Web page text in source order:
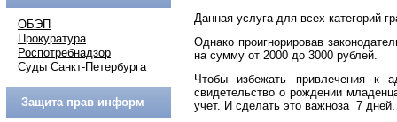
ОБЭП
Прокуратура
Роспотребнадзор
Суды Санкт-Петербурга
Защита прав информ
Данная услуга для всех категорий
Однако проигнорировав
на сумму от 2000 до 3000 рублей.
Чтобы избежать привлечения к
свидетельство о рождении
учет. И сделать это важноза 7 дней.